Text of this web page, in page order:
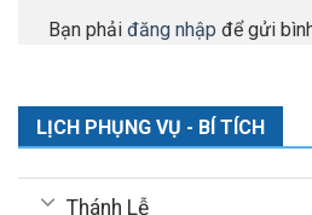
Bạn phải đăng nhập để gửi
LỊCH PHỤNG VỤ - BÍ TÍCH
Thánh Lễ